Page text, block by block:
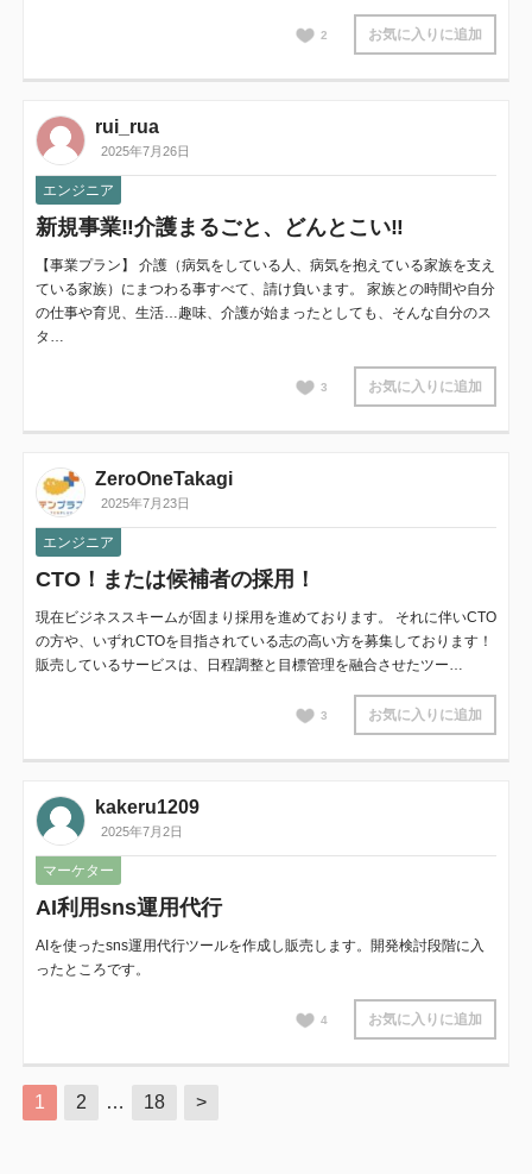
2 お気に入りに追加
rui_rua
2025年7月26日
エンジニア
新規事業‼︎介護まるごと、どんとこい‼︎
【事業プラン】 介護（病気をしている人、病気を抱えている家族を支え
ている家族）にまつわる事すべて、請け負います。 家族との時間や自分
の仕事や育児、生活…趣味、介護が始まったとしても、そんな自分のス
タ…
3 お気に入りに追加
ZeroOneTakagi
2025年7月23日
エンジニア
CTO！または候補者の採用！
現在ビジネススキームが固まり採用を進めております。 それに伴いCTO
の方や、いずれCTOを目指されている志の高い方を募集しております！
販売しているサービスは、日程調整と目標管理を融合させたツー…
3 お気に入りに追加
kakeru1209
2025年7月2日
マーケター
AI利用sns運用代行
AIを使ったsns運用代行ツールを作成し販売します。開発検討段階に入
ったところです。
4 お気に入りに追加
1 2 … 18 >